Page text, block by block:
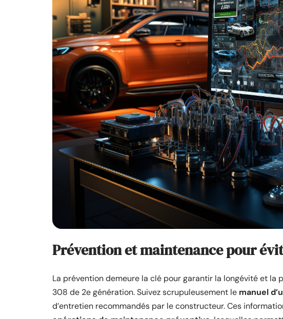
Prévention et maintenance pour
La prévention demeure la clé pour garantir la longévité et la
308 de 2e génération. Suivez scrupuleusement le manuel
d’entretien recommandés par le constructeur. Ces